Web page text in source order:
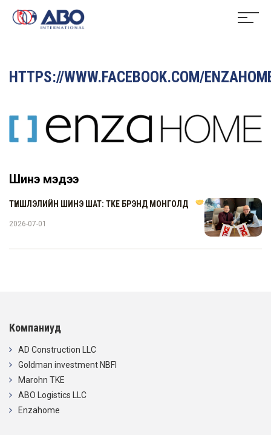
HTTPS://WWW.FACEBOOK.COM/
Шинэ мэдээ
ТҮНШЛЭЛИЙН ШИНЭ ШАТ: TKE БРЭНД МОНГОЛД
2026-07-01
Компаниуд
AD Construction LLC
Goldman investment NBFI
Marohn TKE
ABO Logistics LLC
Enzahome